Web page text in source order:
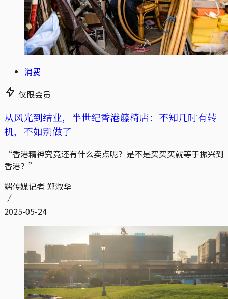
消费
仅限会员
从风光到结业，半世纪香港籐椅店：不知几时有转
机，不如别做了
“香港精神究竟还有什么卖点呢？是不是买买买就等于振兴到
香港？”
端传媒记者 郑淑华
2025-05-24